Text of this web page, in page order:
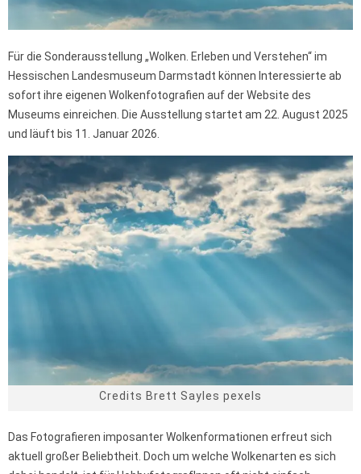
Für die Sonderausstellung „Wolken. Erleben und Verstehen“ im
Hessischen Landesmuseum Darmstadt können Interessierte ab
sofort ihre eigenen Wolkenfotografien auf der Website des
Museums einreichen. Die Ausstellung startet am 22. August 2025
und läuft bis 11. Januar 2026.
Credits Brett Sayles pexels
Das Fotografieren imposanter Wolkenformationen erfreut sich
aktuell großer Beliebtheit. Doch um welche Wolkenarten es sich